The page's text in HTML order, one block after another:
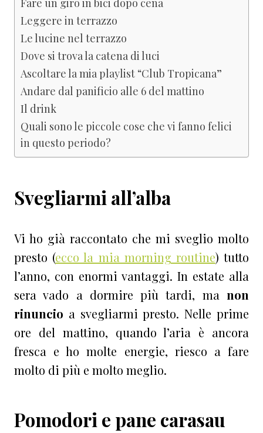
Leggere in terrazzo
Le lucine nel terrazzo
Dove si trova la catena di luci
Ascoltare la mia playlist “Club Tropicana”
Andare dal panificio alle 6 del mattino
Il drink
Quali sono le piccole cose che vi fanno felici
in questo periodo?
Svegliarmi all’alba
Vi ho già raccontato che mi sveglio molto
presto (ecco la mia morning routine) tutto
l’anno, con enormi vantaggi. In estate alla
sera vado a dormire più tardi, ma non
rinuncio a svegliarmi presto. Nelle prime
ore del mattino, quando l’aria è ancora
fresca e ho molte energie, riesco a fare
molto di più e molto meglio.
Pomodori e pane carasau